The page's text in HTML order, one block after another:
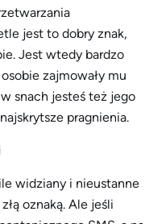
jest to dobry znak,
Jest wtedy bardzo
zajmowały mu
snach jesteś też jego
pragnienia.
widziany i nieustanne
oznaką. Ale jeśli